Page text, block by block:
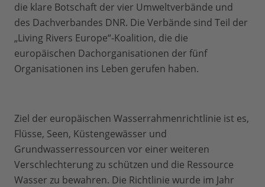
die klare Botschaft der vier Umweltverbände und
des Dachverbandes DNR. Die Verbände sind Teil der
„Living Rivers Europe“-Koalition, die die
europäischen Dachorganisationen der fünf
Organisationen ins Leben gerufen haben.
Ziel der europäischen Wasserrahmenrichtlinie ist es,
Flüsse, Seen, Küstengewässer und
Grundwasserressourcen vor einer weiteren
Verschlechterung zu schützen und die Ressource
Wasser zu bewahren. Die Richtlinie wurde im Jahr